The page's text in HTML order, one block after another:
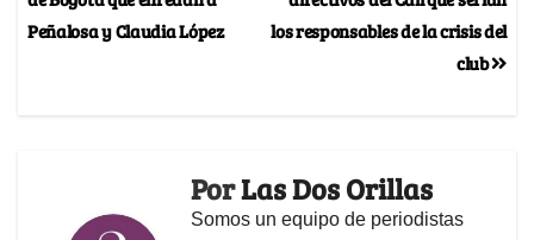
los responsables de la crisis del
club
Peñalosa y Claudia López
PorLas Dos Orillas
Somos un equipo de periodistas